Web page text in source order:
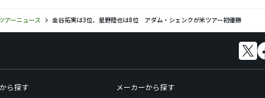
ツアーニュース 金谷拓実は3位、星野陸也は8位 アダム・シェンクが米ツアー初優勝
ら探す メーカーから探す